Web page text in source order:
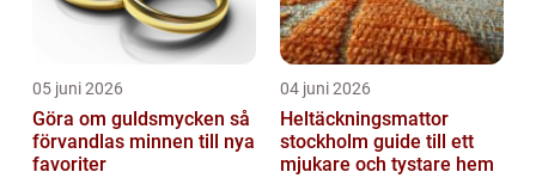
05 juni 2026
Göra om guldsmycken så
förvandlas minnen till nya
favoriter
04 juni 2026
Heltäckningsmattor
stockholm guide till ett
mjukare och tystare hem